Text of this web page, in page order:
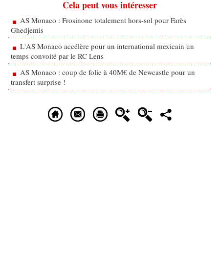
Cela peut vous intéresser
AS Monaco : Frosinone totalement hors-sol pour Farès
Ghedjemis
L'AS Monaco accélère pour un international mexicain un
temps convoité par le RC Lens
AS Monaco : coup de folie à 40M€ de Newcastle pour un
transfert surprise !